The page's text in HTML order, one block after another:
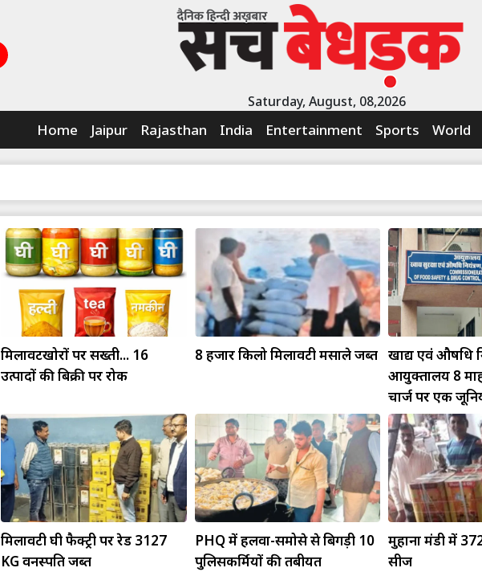
Saturday, August, 08,2026
Home Jaipur Rajasthan India Entertainment Sports World
मिलावटखोरों पर सख्ती... 16
उत्पादों की बिक्री पर रोक
8 हजार किलो मिलावटी मसाले जब्त खाद्य एवं औषधि
आयुक्तालय 8
चार्ज पर एक
मिलावटी घी फैक्ट्री पर रेड 3127
KG वनस्पति जब्त
PHQ में हलवा-समोसे से बिगड़ी 10
पुलिसकर्मियों की तबीयत
मुहाना मंडी में
सीज